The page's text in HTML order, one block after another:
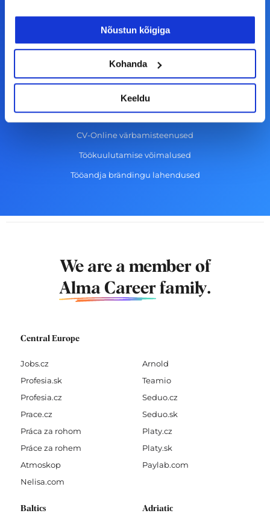
Nõustun kõigiga
Kohanda
Keeldu
-
f
m
KKK
Kasutustingimused
Tööandjale
Lisa töökuulutus CV.ee lehele
CV-Online värbamisteenused
Töökuulutamise võimalused
Tööandja brändingu lahendused
We are a member of
Alma Career family.
Central Europe
Jobs.cz
Profesia.sk
Profesia.cz
Prace.cz
Práca za rohom
Práce za rohem
Atmoskop
Nelisa.com
Arnold
Teamio
Seduo.cz
Seduo.sk
Platy.cz
Platy.sk
Paylab.com
Baltics Adriatic